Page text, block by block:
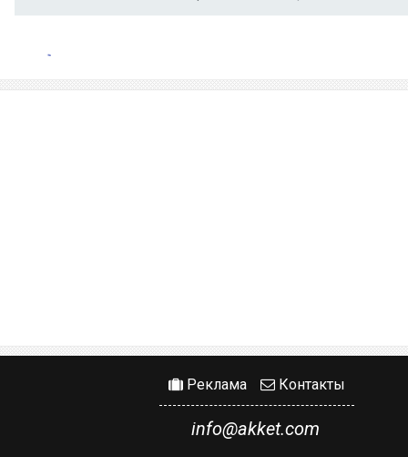
Реклама Контакты
info@akket.com